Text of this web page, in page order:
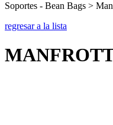
Soportes - Bean Bags >
regresar a la lista